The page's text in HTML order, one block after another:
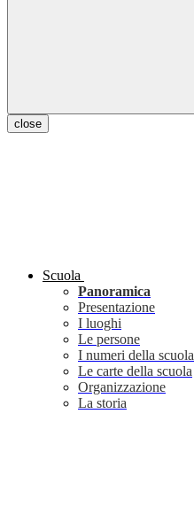
close
Scuola
Panoramica
Presentazione
I luoghi
Le persone
I numeri della scuola
Le carte della scuola
Organizzazione
La storia